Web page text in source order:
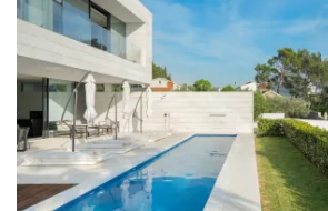
Udaljenosti
More: 50 m
Plaža: 50 m